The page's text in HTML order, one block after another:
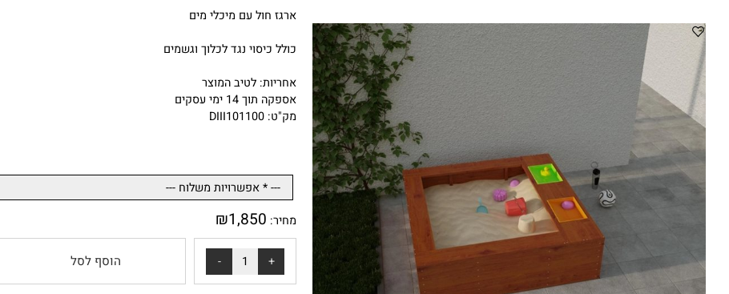
ארגז חול עם מיכלי מים
כולל כיסוי נגד לכלוך וגשמים
אחריות: לטיב המוצר
אספקה תוך 14 ימי עסקים
מק"ט: DIII101100
מחיר: ₪ 1,850